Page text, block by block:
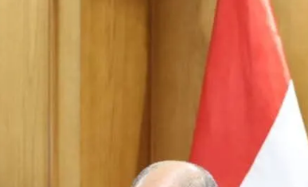
تمنع امتداد النيران
وقرارات عاجلة لرفع الإشغالات والقمامة